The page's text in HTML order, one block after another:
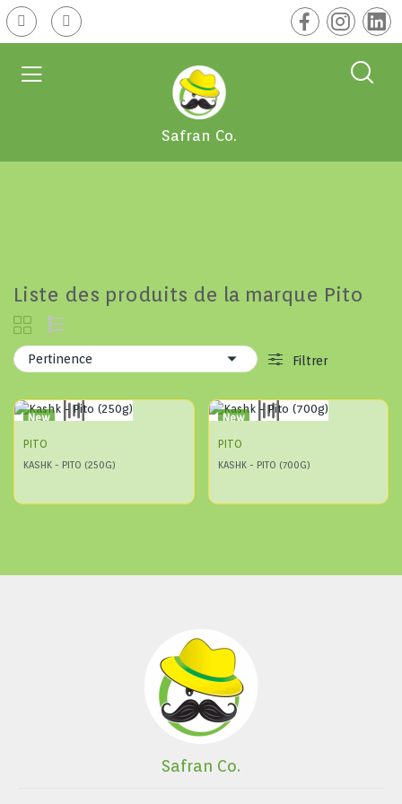
Safran Co.
Liste des produits de la marque Pito
Pertinence  Filtrer
New
PITO
KASHK - PITO (250G)
New
PITO
KASHK - PITO (700G)
Safran Co.